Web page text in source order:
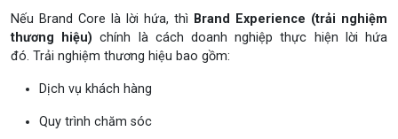
Nếu Brand Core là lời hứa, thì Brand Experience (trải nghiệm
thương hiệu) chính là cách doanh nghiệp thực hiện lời hứa
đó. Trải nghiệm thương hiệu bao gồm:
Dịch vụ khách hàng
Quy trình chăm sóc